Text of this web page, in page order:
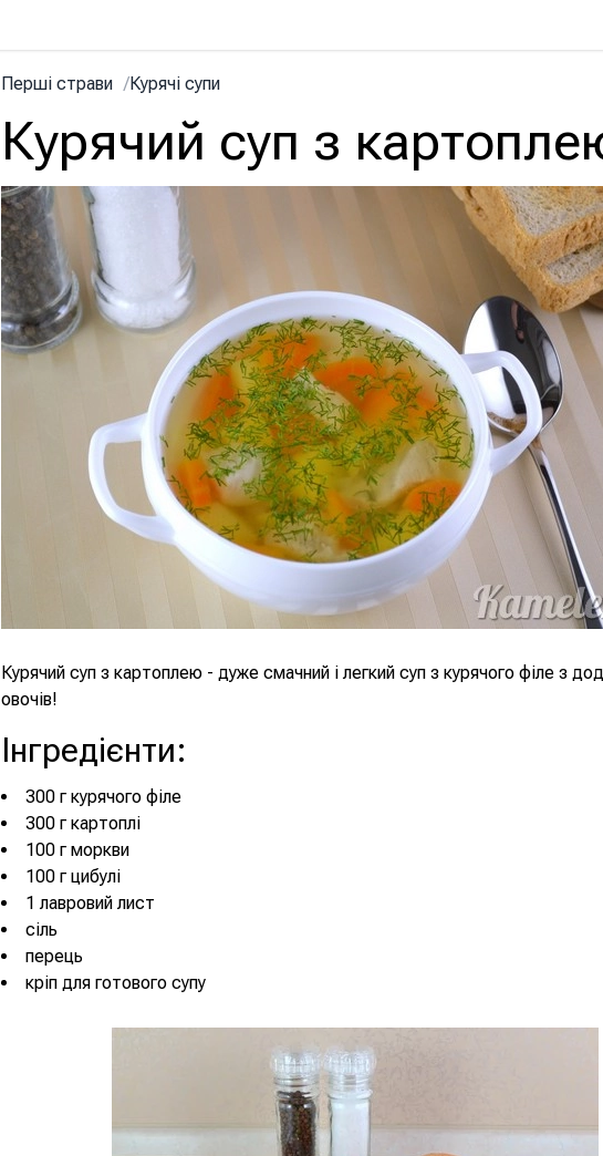
Перші страви /Курячі супи
Курячий суп з
Курячий суп з картоплею - дуже смачний і легкий суп з курячого філе з
овочів!
Інгредієнти:
300 г курячого філе
300 г картоплі
100 г моркви
100 г цибулі
1 лавровий лист
сіль
перець
кріп для готового супу